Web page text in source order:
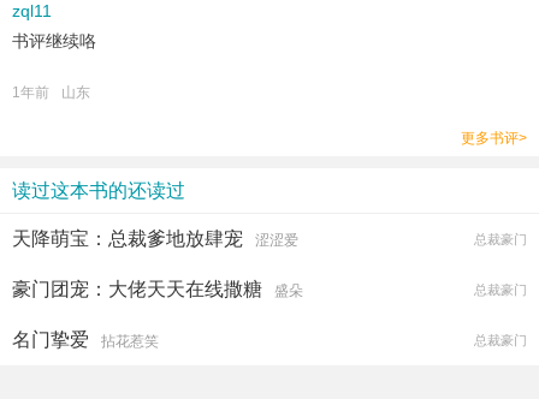
zql11
书评继续咯
1年前 山东
更多书评>
读过这本书的还读过
天降萌宝：总裁爹地放肆宠 涩涩爱 总裁豪门
豪门团宠：大佬天天在线撒糖 盛朵 总裁豪门
名门挚爱 拈花惹笑 总裁豪门